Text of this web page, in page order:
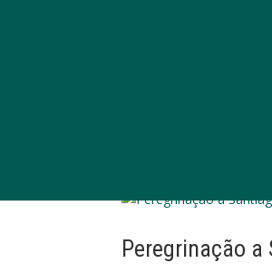
Peregrinação